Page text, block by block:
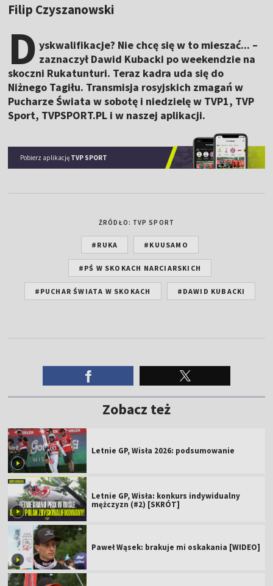
Filip Czyszanowski
D yskwalifikacje? Nie chcę się w to mieszać... –
zaznaczył Dawid Kubacki po weekendzie na
skoczni Rukatunturi. Teraz kadra uda się do
Niżnego Tagiłu. Transmisja rosyjskich zmagań w
Pucharze Świata w sobotę i niedzielę w TVP1, TVP
Sport, TVPSPORT.PL i w naszej aplikacji.
Pobierz aplikację TVP SPORT
ŹRÓDŁO: TVP SPORT
#RUKA #KUUSAMO
#PŚ W SKOKACH NARCIARSKICH
#PUCHAR ŚWIATA W SKOKACH #DAWID KUBACKI
Zobacz też
Letnie GP, Wisła 2026: podsumowanie
Letnie GP, Wisła: konkurs indywidualny
mężczyzn (#2) [SKRÓT]
Paweł Wąsek: brakuje mi oskakania [WIDEO]